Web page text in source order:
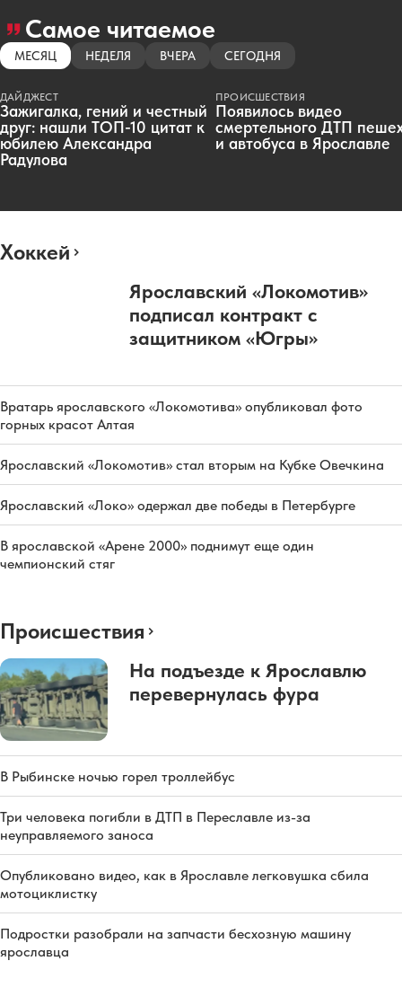
Самое читаемое
МЕСЯЦ НЕДЕЛЯ ВЧЕРА СЕГОДНЯ
ДАЙДЖЕСТ
Зажигалка, гений и честный
друг: нашли ТОП-10 цитат к
юбилею Александра
Радулова
ПРОИСШЕСТВИЯ
Появилось видео
смертельного ДТП
и автобуса в Ярославле
Хоккей
Ярославский «Локомотив»
подписал контракт с
защитником «Югры»
Вратарь ярославского «Локомотива» опубликовал фото
горных красот Алтая
Ярославский «Локомотив» стал вторым на Кубке Овечкина
Ярославский «Локо» одержал две победы в Петербурге
В ярославской «Арене 2000» поднимут еще один
чемпионский стяг
Происшествия
На подъезде к Ярославлю
перевернулась фура
В Рыбинске ночью горел троллейбус
Три человека погибли в ДТП в Переславле из-за
неуправляемого заноса
Опубликовано видео, как в Ярославле легковушка сбила
мотоциклистку
Подростки разобрали на запчасти бесхозную машину
ярославца